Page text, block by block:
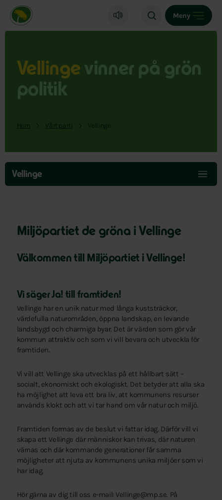
Miljöpartiet de gröna, startsida
Meny
Vellinge vinner på grön
politik
Hem Vårt parti Vellinge
Hoppa
över
menyn
Vellinge
Miljöpartiet de gröna i Vellinge
Välkommen till Miljöpartiet i Vellinge!
Vi säger Ja! till framtiden!
Vellinge har en unik natur med långa kuststräckor,
värdefulla naturområden, öppna landskap, en levande
landsbygd och charmiga byar. Det är värden som gör vår
kommun attraktiv och som vi vill bevara och utveckla för
framtiden.
Vi vill att Vellinge ska utvecklas på ett hållbart sätt –
socialt, ekonomiskt och ekologiskt. Det betyder att alla ska
ha möjlighet att leva ett bra liv, att kommunens resurser
används klokt och att vi tar hand om vår natur och miljö.
Framtiden formas av de beslut vi fattar idag. Därför vill vi
skapa ett Vellinge där människor kan trivas, där naturen
värnas och där kommande generationer får samma
möjligheter att njuta av kommunens unika miljöer som vi
har idag.
Hör gärna av dig till oss e-mail: Vellinge@mp.se. På